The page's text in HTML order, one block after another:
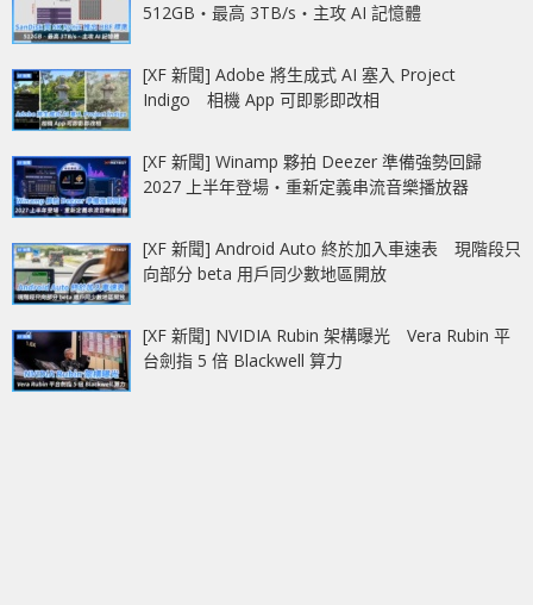
512GB‧最高 3TB/s‧主攻 AI 記憶體
[XF 新聞] Adobe 將生成式 AI 塞入 Project
Indigo 相機 App 可即影即改相
[XF 新聞] Winamp 夥拍 Deezer 準備強勢回歸
2027 上半年登場‧重新定義串流音樂播放器
[XF 新聞] Android Auto 終於加入車速表 現階段只
向部分 beta 用戶同少數地區開放
[XF 新聞] NVIDIA Rubin 架構曝光 Vera Rubin 平
台劍指 5 倍 Blackwell 算力